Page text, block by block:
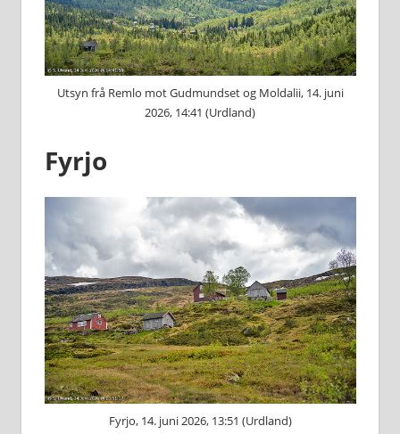
Utsyn frå Remlo mot Gudmundset og Moldalii, 14. juni
2026, 14:41 (Urdland)
Fyrjo
Fyrjo, 14. juni 2026, 13:51 (Urdland)